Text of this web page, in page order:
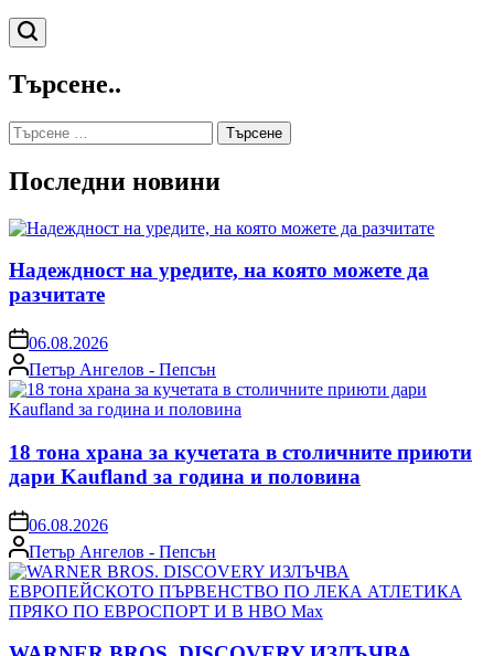
Търсене
Търсене..
Търсене
за:
Последни новини
Надеждност на уредите, на която можете да
разчитате
on06.08.2026
Posted
by
Петър Ангелов - Пепсън
18 тона храна за кучетата в столичните приюти
дари Kaufland за година и половина
on06.08.2026
Posted
by
Петър Ангелов - Пепсън